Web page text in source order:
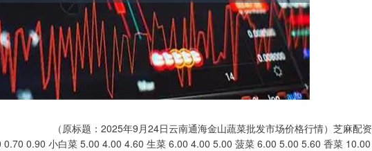
（原标题：2025年9月24日云南通海金山蔬菜批发市场价格行情）芝麻配资
0.90 小白菜 5.00 4.00 4.60 生菜 6.00 4.00 5.00 菠菜 6.00 5.00 5.60 香菜 10.00
200.89 1.42% 沪深300 4694.44 43.13